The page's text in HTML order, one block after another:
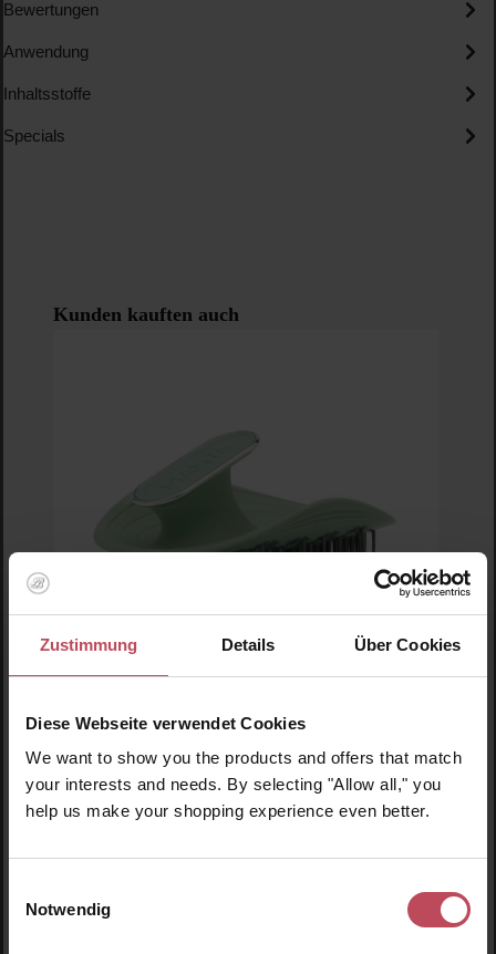
Zustimmung Details Über Cookies
Diese Webseite verwendet Cookies
We want to show you the products and offers that match
your interests and needs. By selecting "Allow all," you
help us make your shopping experience even better.
Notwendig
Bewertungen
Anwendung
Inhaltsstoffe
Specials
Produktgalerie überspringen
Kunden kauften auch
Durchschnittliche Bewertung von 5 von 5
Manta Hair Brush
Manta Mint